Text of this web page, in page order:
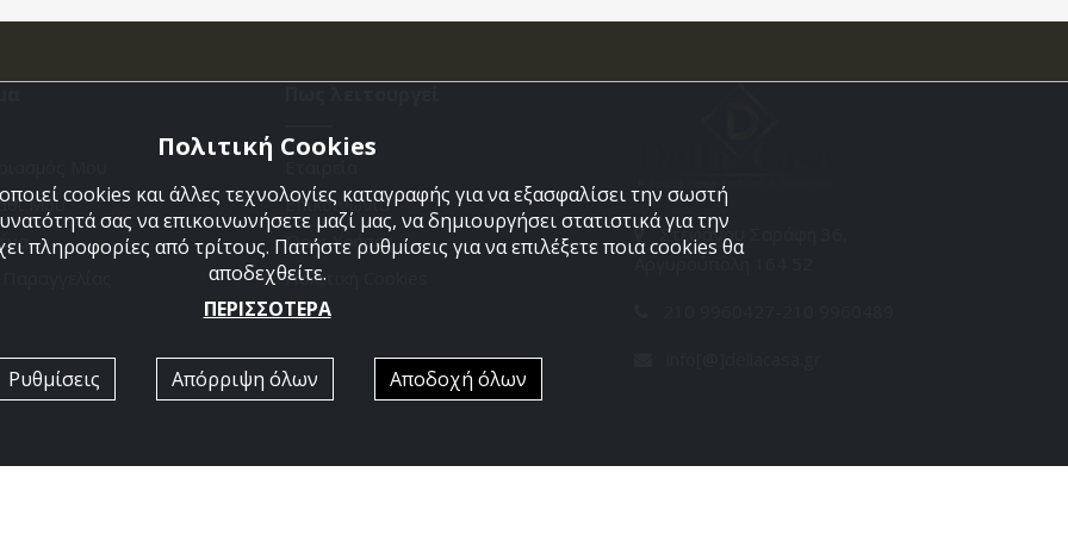
Μου
Επικοινωνια
Όροι Χρήσης
Πολιτική Cookies
Στεφάνου Σαράφη 36,
Πολιτική Cookies
cookies και άλλες τεχνολογίες καταγραφής για να εξασφαλίσει την σωστή
σας να επικοινωνήσετε μαζί μας, να δημιουργήσει στατιστικά για την
πληροφορίες από τρίτους. Πατήστε ρυθμίσεις για να επιλέξετε ποια cookies θα
αποδεχθείτε.
ΠΕΡΙΣΣΟΤΕΡΑ
Ρυθμίσεις Απόρριψη όλων Αποδοχή όλων